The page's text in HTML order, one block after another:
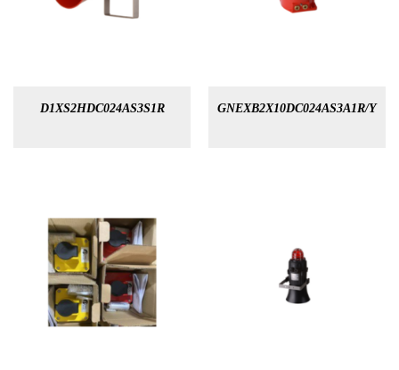
D1XS2HDC024AS3S1R GNEXB2X10DC024AS3A1R/Y